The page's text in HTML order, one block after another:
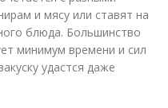
и мясу или ставят на
блюда. Большинство
минимум времени и сил
удастся даже